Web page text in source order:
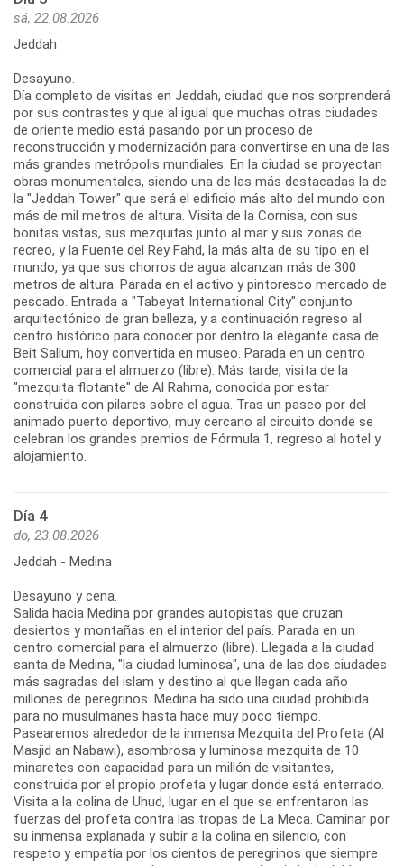
sá, 22.08.2026
Jeddah
Desayuno.
Día completo de visitas en Jeddah, ciudad que nos sorprenderá
por sus contrastes y que al igual que muchas otras ciudades
de oriente medio está pasando por un proceso de
reconstrucción y modernización para convertirse en una de las
más grandes metrópolis mundiales. En la ciudad se proyectan
obras monumentales, siendo una de las más destacadas la de
la "Jeddah Tower" que será el edificio más alto del mundo con
más de mil metros de altura. Visita de la Cornisa, con sus
bonitas vistas, sus mezquitas junto al mar y sus zonas de
recreo, y la Fuente del Rey Fahd, la más alta de su tipo en el
mundo, ya que sus chorros de agua alcanzan más de 300
metros de altura. Parada en el activo y pintoresco mercado de
pescado. Entrada a "Tabeyat International City" conjunto
arquitectónico de gran belleza, y a continuación regreso al
centro histórico para conocer por dentro la elegante casa de
Beit Sallum, hoy convertida en museo. Parada en un centro
comercial para el almuerzo (libre). Más tarde, visita de la
"mezquita flotante" de Al Rahma, conocida por estar
construida con pilares sobre el agua. Tras un paseo por del
animado puerto deportivo, muy cercano al circuito donde se
celebran los grandes premios de Fórmula 1, regreso al hotel y
alojamiento.
Día 4
do, 23.08.2026
Jeddah - Medina
Desayuno y cena.
Salida hacia Medina por grandes autopistas que cruzan
desiertos y montañas en el interior del país. Parada en un
centro comercial para el almuerzo (libre). Llegada a la ciudad
santa de Medina, "la ciudad luminosa", una de las dos ciudades
más sagradas del islam y destino al que llegan cada año
millones de peregrinos. Medina ha sido una ciudad prohibida
para no musulmanes hasta hace muy poco tiempo.
Pasearemos alrededor de la inmensa Mezquita del Profeta (Al
Masjid an Nabawi), asombrosa y luminosa mezquita de 10
minaretes con capacidad para un millón de visitantes,
construida por el propio profeta y lugar donde está enterrado.
Visita a la colina de Uhud, lugar en el que se enfrentaron las
fuerzas del profeta contra las tropas de La Meca. Caminar por
su inmensa explanada y subir a la colina en silencio, con
respeto y empatía por los cientos de peregrinos que siempre